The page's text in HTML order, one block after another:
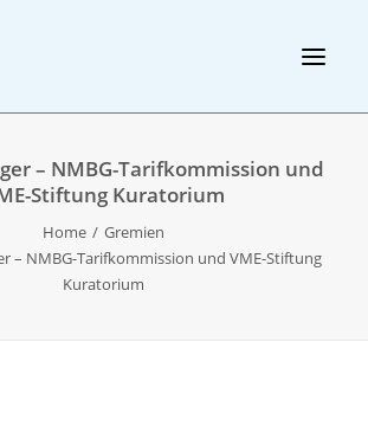
– NMBG-Tarifkommission und
Stiftung Kuratorium
Home
Gremien
– NMBG-Tarifkommission und VME-Stiftung
Kuratorium